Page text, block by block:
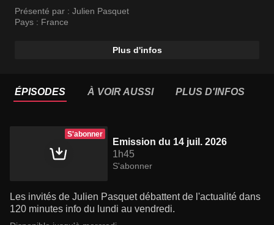
Présenté par : Julien Pasquet
Pays : France
Plus d'infos
ÉPISODES À VOIR AUSSI PLUS D'INFOS
S'abonner
Emission du 14 juil. 2026
1h45
S'abonner
Les invités de Julien Pasquet débattent de l'actualité dans
120 minutes info du lundi au vendredi.